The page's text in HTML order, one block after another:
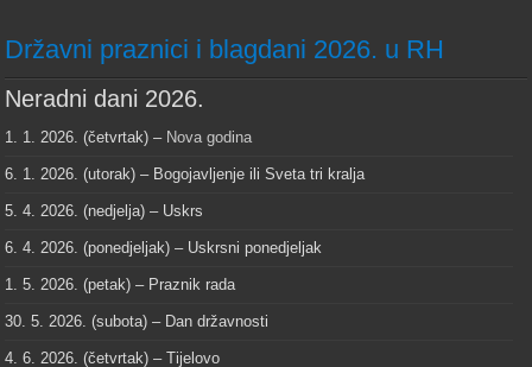
Državni praznici i blagdani 2026. u RH
Neradni dani 2026.
1. 1. 2026. (četvrtak) – Nova godina
6. 1. 2026. (utorak) – Bogojavljenje ili Sveta tri kralja
5. 4. 2026. (nedjelja) – Uskrs
6. 4. 2026. (ponedjeljak) – Uskrsni ponedjeljak
1. 5. 2026. (petak) – Praznik rada
30. 5. 2026. (subota) – Dan državnosti
4. 6. 2026. (četvrtak) – Tijelovo